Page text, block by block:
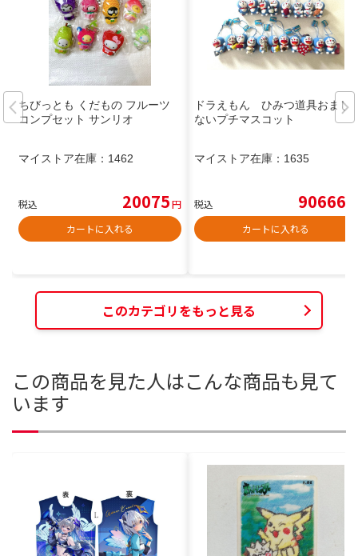
ちびっとも くだもの フルーツ
コンプセット サンリオ
マイストア在庫： 1462
税込 20075円
カートに入れる
ドラえもん ひみつ道具おまじ
ないプチマスコット
マイストア在庫： 1635
税込 90666
カートに入れる
このカテゴリをもっと見る
この商品を見た人はこんな商品も見て
います